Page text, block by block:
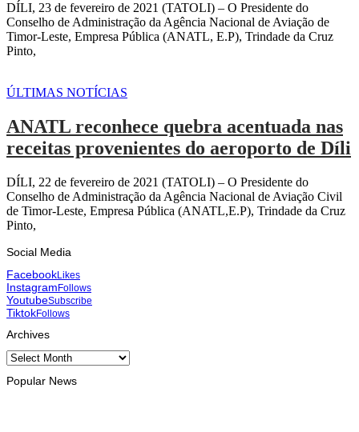
DÍLI, 23 de fevereiro de 2021 (TATOLI) – O Presidente do
Conselho de Administração da Agência Nacional de Aviação de
Timor-Leste, Empresa Pública (ANATL, E.P), Trindade da Cruz
Pinto,
ÚLTIMAS NOTÍCIAS
ANATL reconhece quebra acentuada nas
receitas provenientes do aeroporto de Díli
DÍLI, 22 de fevereiro de 2021 (TATOLI) – O Presidente do
Conselho de Administração da Agência Nacional de Aviação Civil
de Timor-Leste, Empresa Pública (ANATL,E.P), Trindade da Cruz
Pinto,
Social Media
FacebookLikes
InstagramFollows
YoutubeSubscribe
TiktokFollows
Archives
Archives
Popular News